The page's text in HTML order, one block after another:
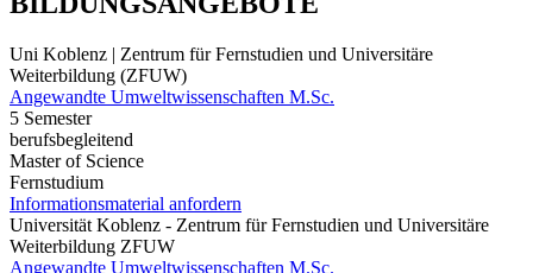
Uni Koblenz | Zentrum für Fernstudien und Universitäre
Weiterbildung (ZFUW)
Angewandte Umweltwissenschaften M.Sc.
5 Semester
berufsbegleitend
Master of Science
Fernstudium
Informationsmaterial anfordern
Universität Koblenz - Zentrum für Fernstudien und Universitäre
Weiterbildung ZFUW
Angewandte Umweltwissenschaften M.Sc.